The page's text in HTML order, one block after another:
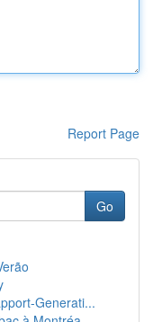
Report Page
Go
Generati...